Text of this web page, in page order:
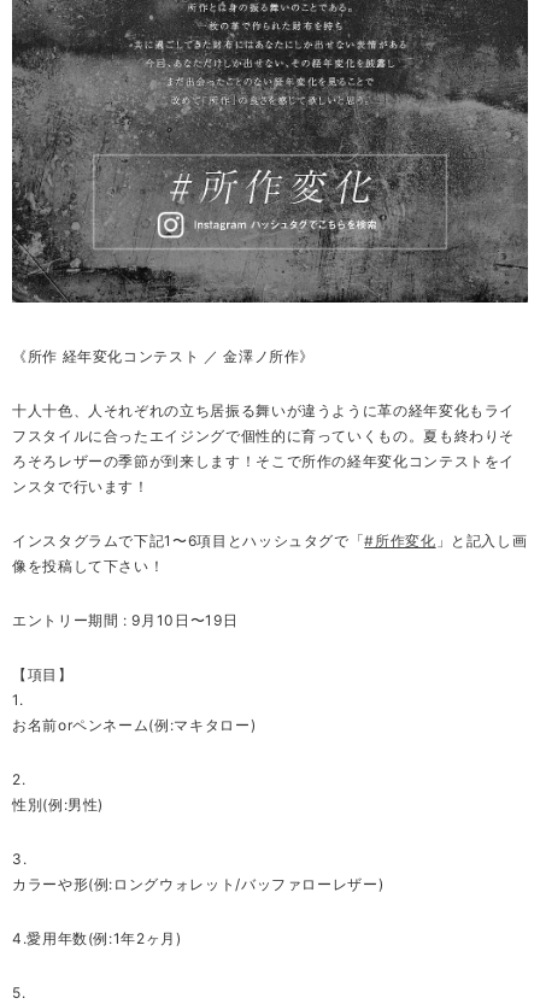
《所作 経年変化コンテスト ／ 金澤ノ所作》
十人十色、人それぞれの立ち居振る舞いが違うように革の経年変化もライ
フスタイルに合ったエイジングで個性的に育っていくもの。夏も終わりそ
ろそろレザーの季節が到来します！そこで所作の経年変化コンテストをイ
ンスタで行います！
インスタグラムで下記1〜6項目とハッシュタグで「#所作変化 」と記入し画
像を投稿して下さい！
エントリー期間 : 9月10日〜19日
【項目】
1.
お名前orペンネーム(例:マキタロー)
2.
性別(例:男性)
3.
カラーや形(例:ロングウォレット/バッファローレザー)
4.愛用年数(例:1年2ヶ月)
5.